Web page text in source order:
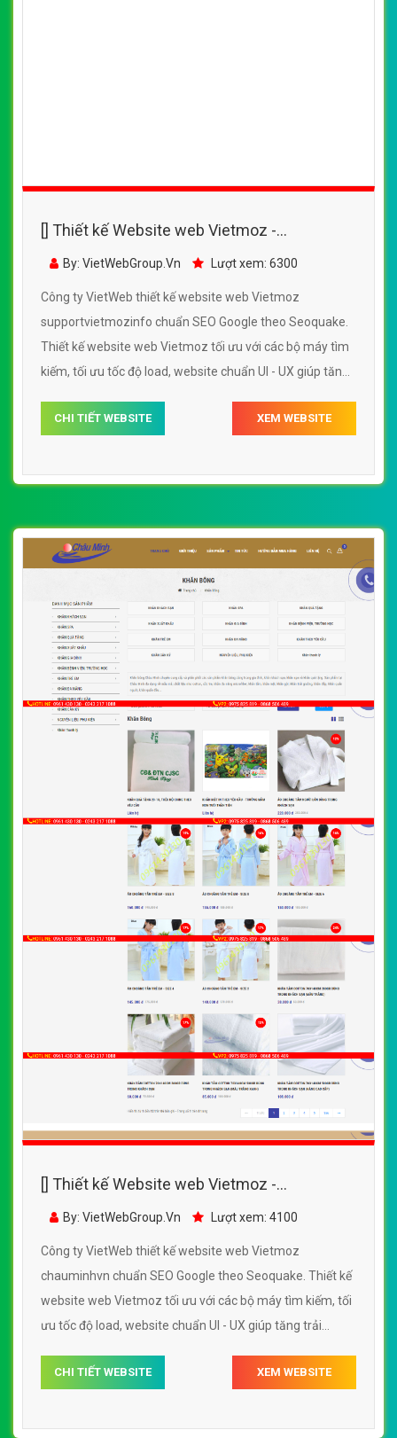
[] Thiết kế Website web Vietmoz -
supportvietmozinfo
By: VietWebGroup.Vn Lượt xem: 6300
Công ty VietWeb thiết kế website web Vietmoz
supportvietmozinfo chuẩn SEO Google theo Seoquake.
Thiết kế website web Vietmoz tối ưu với các bộ máy tìm
kiếm, tối ưu tốc độ load, website chuẩn UI - UX giúp tăng
supportvietmozinfo
CHI TIẾT WEBSITE XEM WEBSITE
[] Thiết kế Website web Vietmoz -
chauminhvn
By: VietWebGroup.Vn Lượt xem: 4100
Công ty VietWeb thiết kế website web Vietmoz
chauminhvn chuẩn SEO Google theo Seoquake. Thiết kế
website web Vietmoz tối ưu với các bộ máy tìm kiếm, tối
ưu tốc độ load, website chuẩn UI - UX giúp tăng trải
chauminhvn
CHI TIẾT WEBSITE XEM WEBSITE